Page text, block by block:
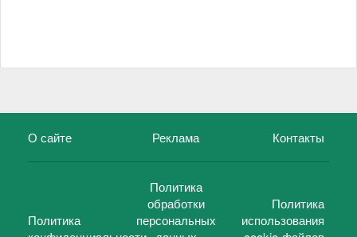
О сайте Реклама Контакты
Политика
Политика
обработки
персональных
Политика
использования